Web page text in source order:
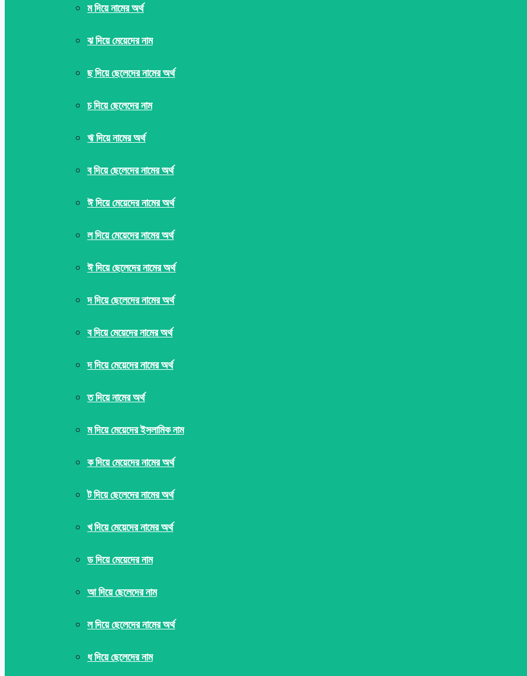
ম দিয়ে নামের অর্থ
ঝ দিয়ে মেয়েদের নাম
ছ দিয়ে ছেলেদের নামের অর্থ
চ দিয়ে ছেলেদের নাম
ঋ দিয়ে নামের অর্থ
ব দিয়ে ছেলেদের নামের অর্থ
ঈ দিয়ে মেয়েদের নামের অর্থ
ল দিয়ে মেয়েদের নামের অর্থ
ঈ দিয়ে ছেলেদের নামের অর্থ
দ দিয়ে ছেলেদের নামের অর্থ
ব দিয়ে মেয়েদের নামের অর্থ
দ দিয়ে মেয়েদের নামের অর্থ
ত দিয়ে নামের অর্থ
ম দিয়ে মেয়েদের ইসলামিক নাম
ক দিয়ে মেয়েদের নামের অর্থ
ট দিয়ে ছেলেদের নামের অর্থ
খ দিয়ে মেয়েদের নামের অর্থ
ড দিয়ে মেয়েদের নাম
আ দিয়ে ছেলেদের নাম
ল দিয়ে ছেলেদের নামের অর্থ
ধ দিয়ে ছেলেদের নাম